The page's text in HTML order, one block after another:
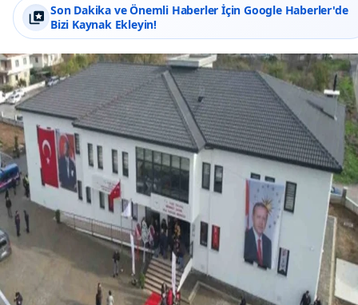
Son Dakika ve Önemli Haberler İçin Google Haberler'de
Bizi Kaynak Ekleyin!